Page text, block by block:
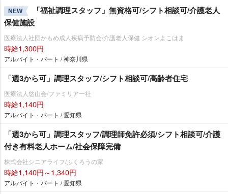
NEW
「福祉調理スタッフ」無資格可/シフト相談可/介護老人
保健施設
医療法人社団かもめ成人疾病予防会/介護老人保健 シオンよこはま
時給1,300円
アルバイト・パート / 神奈川県
「週3から可」調理スタッフ/シフト相談可/高齢者住宅
医療法人悠山会/ファミリア一社
時給1,140円
アルバイト・パート / 愛知県
「週3から可」調理スタッフ/調理師免許必須/シフト相談可/介護
付き有料老人ホーム/社会保障完備
株式会社シニアライフ/ふくろうの家
時給1,140円～1,340円
アルバイト・パート / 愛知県